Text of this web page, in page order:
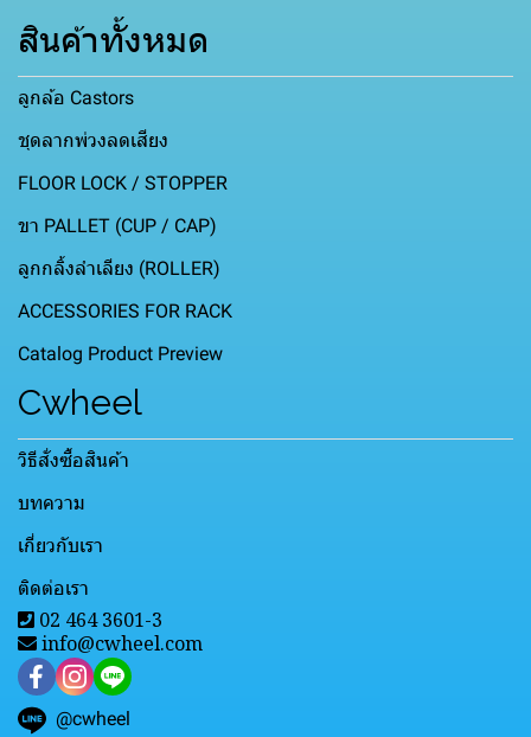
สินค้าทั้งหมด
ลูกล้อ Castors
ชุดลากพ่วงลดเสียง
FLOOR LOCK / STOPPER
ขา PALLET (CUP / CAP)
ลูกกลิ้งลำเลียง (ROLLER)
ACCESSORIES FOR RACK
Catalog Product Preview
Cwheel
วิธีสั่งซื้อสินค้า
บทความ
เกี่ยวกับเรา
ติดต่อเรา
02 464 3601-3
info@cwheel.com
@cwheel